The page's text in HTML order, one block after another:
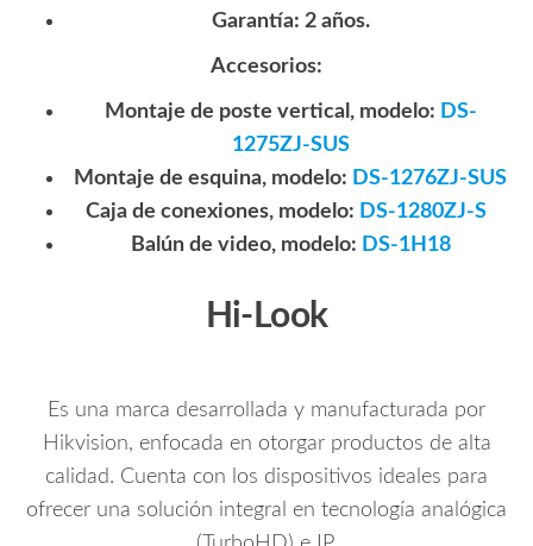
Garantía: 2 años.
Accesorios:
Montaje de poste vertical, modelo: DS-
1275ZJ-SUS
Montaje de esquina, modelo: DS-1276ZJ-SUS
Caja de conexiones, modelo: DS-1280ZJ-S
Balún de video, modelo: DS-1H18
Hi-Look
Es una marca desarrollada y manufacturada por
Hikvision, enfocada en otorgar productos de alta
calidad. Cuenta con los dispositivos ideales para
ofrecer una solución integral en tecnología analógica